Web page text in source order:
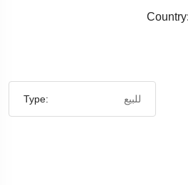
Country:
Type: للبيع